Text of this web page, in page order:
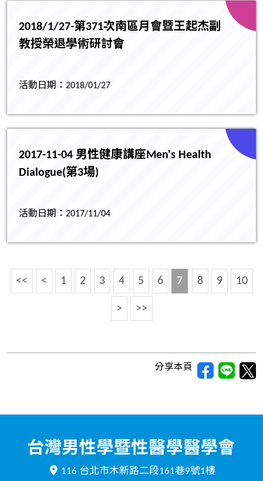
2018/1/27-第371次南區月會暨王起杰副
教授榮退學術研討會
活動日期：2018/01/27
2017-11-04 男性健康講座Men's Health
Dialogue(第3場)
活動日期：2017/11/04
<< < 1 2 3 4 5 6 7 8 9 10
> >>
分享本頁
116 台北市木新路二段161巷9號1樓